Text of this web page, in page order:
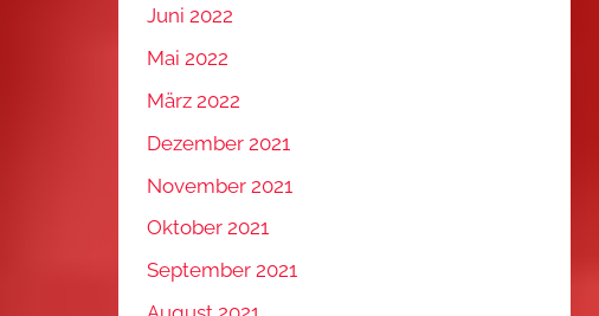
Juni 2022
Mai 2022
März 2022
Dezember 2021
November 2021
Oktober 2021
September 2021